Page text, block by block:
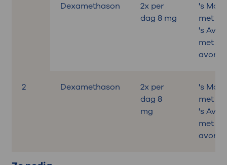
Dexamethason
2x per
dag 8 mg
's
met
's
met
2 Dexamethason
2x per
dag 8
mg
's
met
's
met